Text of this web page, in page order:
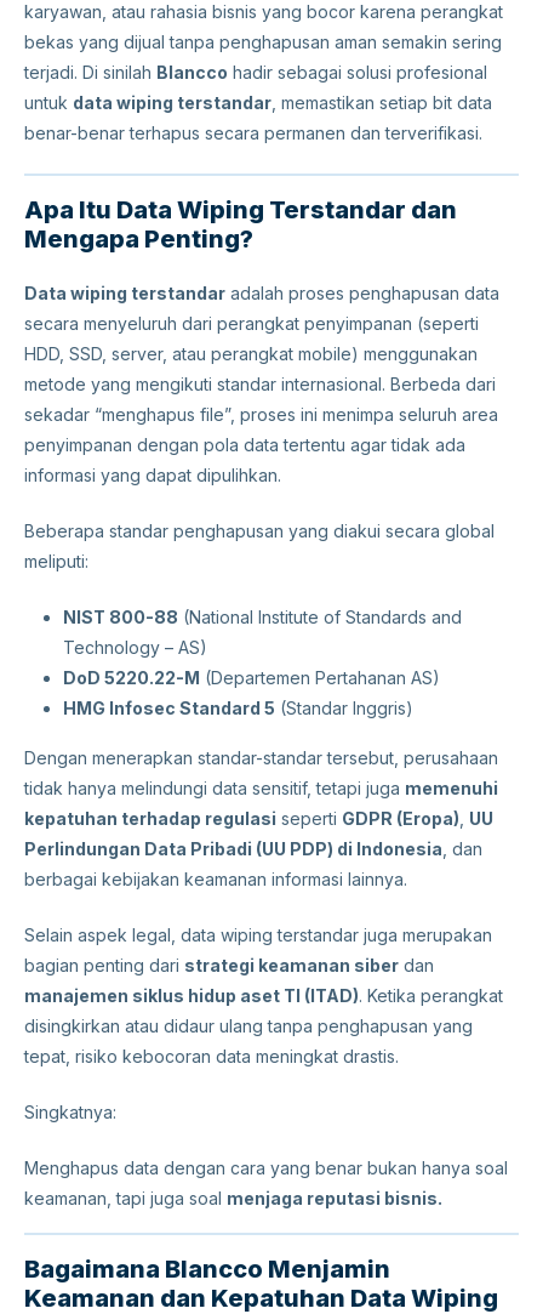
karyawan, atau rahasia bisnis yang bocor karena perangkat
bekas yang dijual tanpa penghapusan aman semakin sering
terjadi. Di sinilah Blancco hadir sebagai solusi profesional
untuk data wiping terstandar , memastikan setiap bit data
benar-benar terhapus secara permanen dan terverifikasi.
Apa Itu Data Wiping Terstandar dan
Mengapa Penting?
Data wiping terstandar adalah proses penghapusan data
secara menyeluruh dari perangkat penyimpanan (seperti
HDD, SSD, server, atau perangkat mobile) menggunakan
metode yang mengikuti standar internasional. Berbeda dari
sekadar “menghapus file”, proses ini menimpa seluruh area
penyimpanan dengan pola data tertentu agar tidak ada
informasi yang dapat dipulihkan.
Beberapa standar penghapusan yang diakui secara global
meliputi:
NIST 800-88 (National Institute of Standards and
Technology – AS)
DoD 5220.22-M (Departemen Pertahanan AS)
HMG Infosec Standard 5 (Standar Inggris)
Dengan menerapkan standar-standar tersebut, perusahaan
tidak hanya melindungi data sensitif, tetapi juga memenuhi
kepatuhan terhadap regulasi seperti GDPR (Eropa) UU
Perlindungan Data Pribadi (UU PDP) di Indonesia , dan
berbagai kebijakan keamanan informasi lainnya.
Selain aspek legal, data wiping terstandar juga merupakan
bagian penting dari strategi keamanan siber dan
manajemen siklus hidup aset TI (ITAD). Ketika perangkat
disingkirkan atau didaur ulang tanpa penghapusan yang
tepat, risiko kebocoran data meningkat drastis.
Singkatnya:
Menghapus data dengan cara yang benar bukan hanya soal
keamanan, tapi juga soal menjaga reputasi bisnis.
Bagaimana Blancco Menjamin
Keamanan dan Kepatuhan Data Wiping